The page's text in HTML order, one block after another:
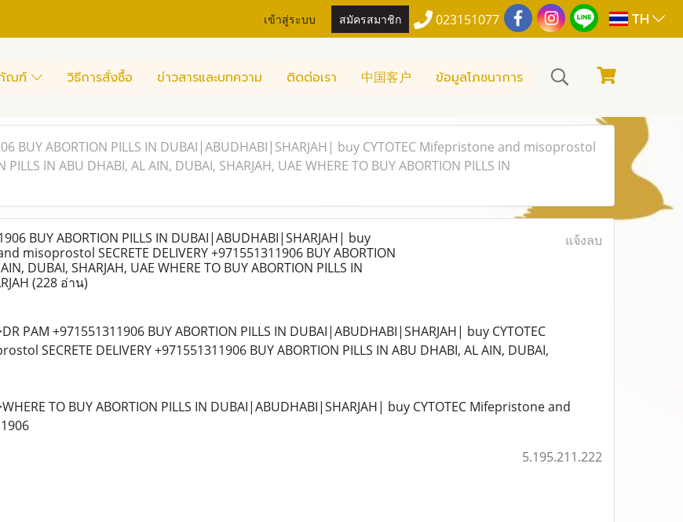
เข้าสู่ระบบ สมัครสมาชิก 023151077 TH
ณฑ์ วิธีการสั่งซื้อ ข่าวสารและบทความ ติดต่อเรา 中国客户 ข้อมูลโภชนาการ
BUY ABORTION PILLS IN DUBAI|ABUDHABI|SHARJAH| buy CYTOTEC Mifepristone and misoprostol
IN ABU DHABI, AL AIN, DUBAI, SHARJAH, UAE WHERE TO BUY ABORTION PILLS IN
BUY ABORTION PILLS IN DUBAI|ABUDHABI|SHARJAH| buy
misoprostol SECRETE DELIVERY +971551311906 BUY ABORTION
DUBAI, SHARJAH, UAE WHERE TO BUY ABORTION PILLS IN
(228 อ่าน)
แจ้งลบ
PAM +971551311906 BUY ABORTION PILLS IN DUBAI|ABUDHABI|SHARJAH| buy CYTOTEC
SECRETE DELIVERY +971551311906 BUY ABORTION PILLS IN ABU DHABI, AL AIN, DUBAI,
TO BUY ABORTION PILLS IN DUBAI|ABUDHABI|SHARJAH| buy CYTOTEC Mifepristone and
5.195.211.222